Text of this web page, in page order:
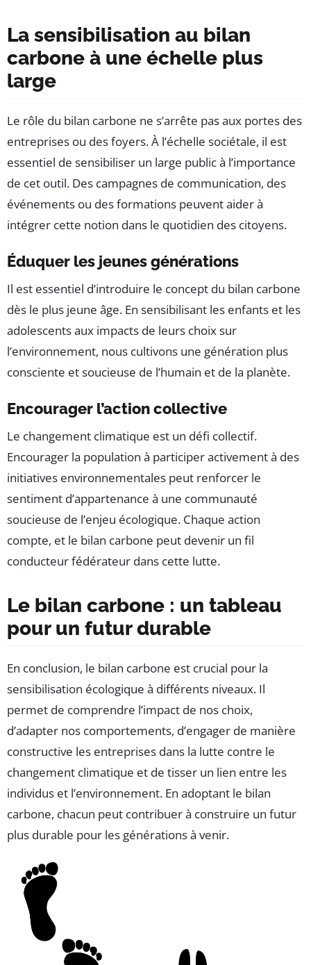
La sensibilisation au bilan
carbone à une échelle plus
large
Le rôle du bilan carbone ne s’arrête pas aux portes des
entreprises ou des foyers. À l’échelle sociétale, il est
essentiel de sensibiliser un large public à l’importance
de cet outil. Des campagnes de communication, des
événements ou des formations peuvent aider à
intégrer cette notion dans le quotidien des citoyens.
Éduquer les jeunes générations
Il est essentiel d’introduire le concept du bilan carbone
dès le plus jeune âge. En sensibilisant les enfants et les
adolescents aux impacts de leurs choix sur
l’environnement, nous cultivons une génération plus
consciente et soucieuse de l’humain et de la planète.
Encourager l’action collective
Le changement climatique est un défi collectif.
Encourager la population à participer activement à des
initiatives environnementales peut renforcer le
sentiment d’appartenance à une communauté
soucieuse de l’enjeu écologique. Chaque action
compte, et le bilan carbone peut devenir un fil
conducteur fédérateur dans cette lutte.
Le bilan carbone : un tableau
pour un futur durable
En conclusion, le bilan carbone est crucial pour la
sensibilisation écologique à différents niveaux. Il
permet de comprendre l’impact de nos choix,
d’adapter nos comportements, d’engager de manière
constructive les entreprises dans la lutte contre le
changement climatique et de tisser un lien entre les
individus et l’environnement. En adoptant le bilan
carbone, chacun peut contribuer à construire un futur
plus durable pour les générations à venir.